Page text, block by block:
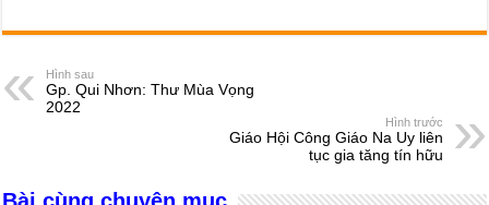
c
e
b
ss
e
n
at
s
A
e
d
s
er ail ar
Hình sau
Gp. Qui Nhơn: Thư Mùa Vọng
2022
Hình trước
Giáo Hội Công Giáo Na Uy liên
tục gia tăng tín hữu